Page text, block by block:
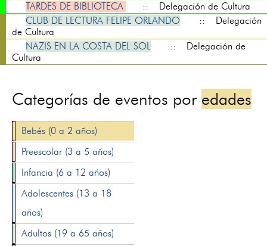
TARDES DE BIBLIOTECA
:: Delegación de Cultura
CLUB DE LECTURA FELIPE ORLANDO
:: Delegación
de Cultura
NAZIS EN LA COSTA DEL SOL
:: Delegación de
Cultura
Categorías de eventos por edades
Bebés (0 a 2 años)
Preescolar (3 a 5 años)
Infancia (6 a 12 años)
Adolescentes (13 a 18
años)
Adultos (19 a 65 años)